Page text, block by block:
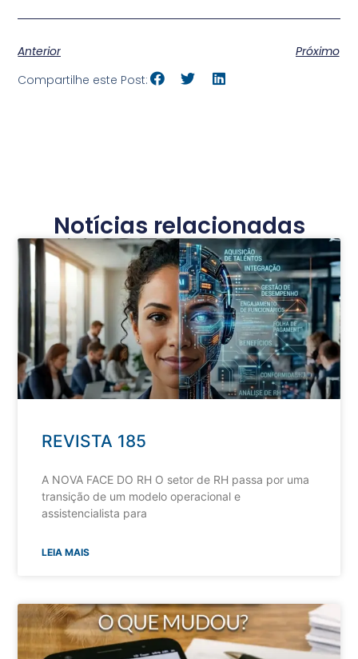
Anterior
Próximo
Compartilhe este Post:
Notícias relacionadas
REVISTA 185
A NOVA FACE DO RH O setor de RH passa por uma
transição de um modelo operacional e
assistencialista para
LEIA MAIS